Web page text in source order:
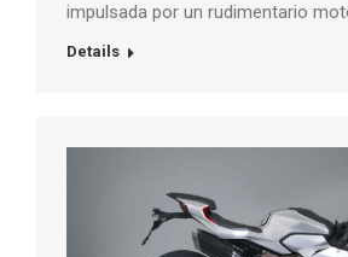
impulsada por un rudimentario
Details